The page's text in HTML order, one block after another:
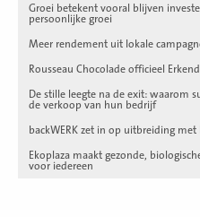
Groei betekent vooral blijven
persoonlijke groei
Meer rendement uit lokale
Rousseau Chocolade officieel
De stille leegte na de exit: waarom
de verkoop van hun bedrijf
backWERK zet in op uitbreiding
Ekoplaza maakt gezonde,
voor iedereen